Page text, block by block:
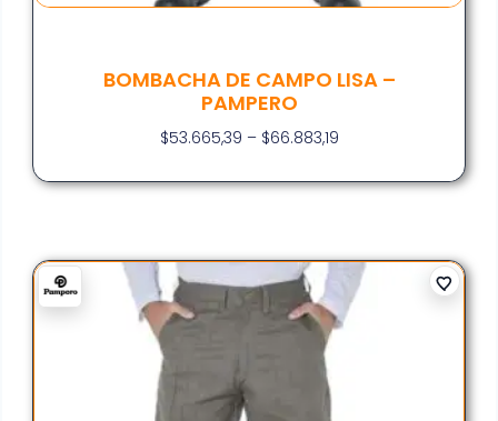
BOMBACHA DE CAMPO LISA –
PAMPERO
$53.665,39 – $66.883,19